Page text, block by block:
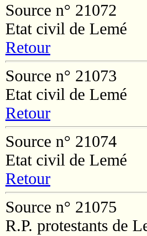
Source n° 21072
Etat civil de Lemé
Retour
Source n° 21073
Etat civil de Lemé
Retour
Source n° 21074
Etat civil de Lemé
Retour
Source n° 21075
R.P. protestants de